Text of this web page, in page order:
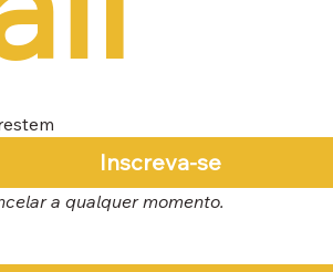
Inscreva-se
a qualquer momento.